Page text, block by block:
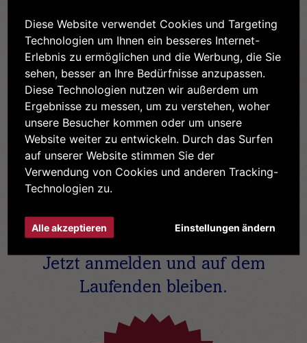
Diese Website verwendet Cookies und Targeting
Technologien um Ihnen ein besseres Internet-
Erlebnis zu ermöglichen und die Werbung, die Sie
sehen, besser an Ihre Bedürfnisse anzupassen.
Diese Technologien nutzen wir außerdem um
Ergebnisse zu messen, um zu verstehen, woher
unsere Besucher kommen oder um unsere
Website weiter zu entwickeln. Durch das Surfen
auf unserer Website stimmen Sie der
Verwendung von Cookies und anderen Tracking-
Technologien zu.
Alle akzeptieren Einstellungen ändern
Verwandte Produkte
UP TO DATE
Jetzt anmelden und auf dem
Laufenden bleiben.